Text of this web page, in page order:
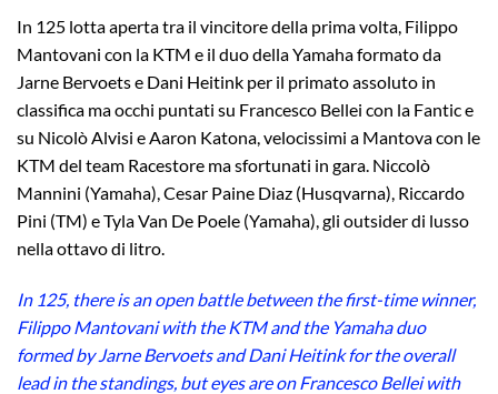
In 125 lotta aperta tra il vincitore della prima volta, Filippo
Mantovani con la KTM e il duo della Yamaha formato da
Jarne Bervoets e Dani Heitink per il primato assoluto in
classifica ma occhi puntati su Francesco Bellei con la Fantic e
su Nicolò Alvisi e Aaron Katona, velocissimi a Mantova con le
KTM del team Racestore ma sfortunati in gara. Niccolò
Mannini (Yamaha), Cesar Paine Diaz (Husqvarna), Riccardo
Pini (TM) e Tyla Van De Poele (Yamaha), gli outsider di lusso
nella ottavo di litro.
In 125, there is an open battle between the first-time winner,
Filippo Mantovani with the KTM and the Yamaha duo
formed by Jarne Bervoets and Dani Heitink for the overall
lead in the standings, but eyes are on Francesco Bellei with